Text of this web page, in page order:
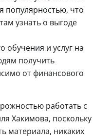
популярностью, что
узнать о выгоде
обучения и услуг на
получить
от финансового
работать с
Хакимова, поскольку
материала, никаких